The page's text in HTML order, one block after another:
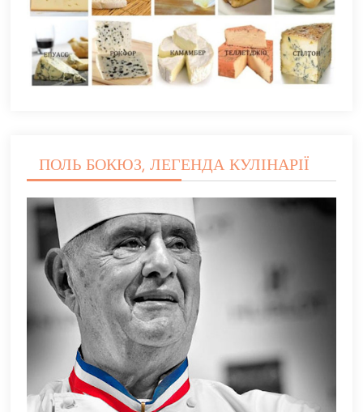
ПОЛЬ БОКЮЗ, ЛЕГЕНДА КУЛІНАРІЇ